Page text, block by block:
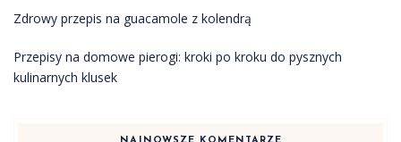
Zdrowy przepis na guacamole z kolendrą
Przepisy na domowe pierogi: kroki po kroku do pysznych
kulinarnych klusek